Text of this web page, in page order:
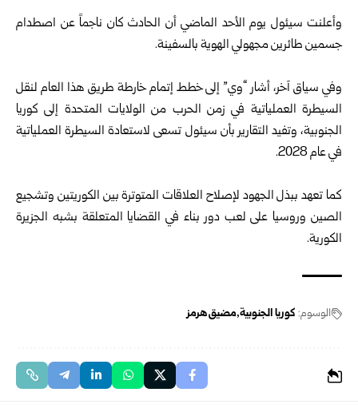
وأعلنت سيئول يوم الأحد الماضي أن الحادث كان ناجماً عن اصطدام
‏جسمين طائرين مجهولي الهوية بالسفينة.‏
وفي سياق آخر، أشار “وي” إلى خطط إتمام خارطة طريق هذا العام لنقل
‏السيطرة العملياتية في زمن الحرب من الولايات المتحدة إلى كوريا
الجنوبية، ‏وتفيد التقارير بأن سيئول تسعى لاستعادة السيطرة العملياتية
في عام 2028.‏
كما تعهد ببذل الجهود لإصلاح العلاقات المتوترة بين الكوريتين وتشجيع
‏الصين وروسيا على لعب دور بناء في القضايا المتعلقة بشبه الجزيرة
‏الكورية.‏
الوسوم: كوريا الجنوبية مضيق هرمز